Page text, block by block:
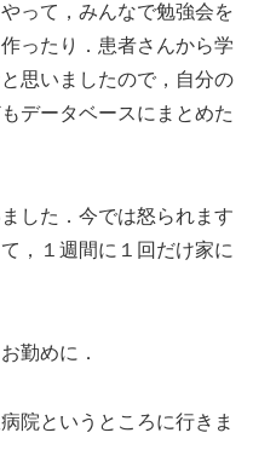
って，みんなで勉強会を
ったり．患者さんから学
思いましたので，自分の
データベースにまとめた
した．今では怒られます
，１週間に１回だけ家に
勤めに．
院というところに行きま